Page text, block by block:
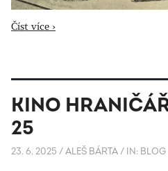
Číst více ›
KINO
25
23. 6. 2025 /ALEŠ BÁRTA/ IN: BLOG